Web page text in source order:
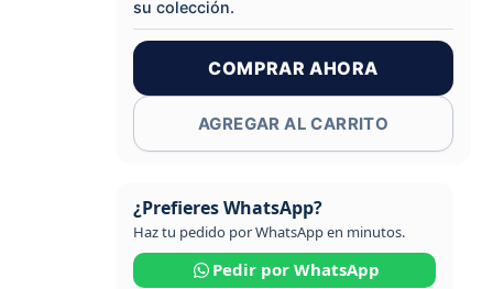
su colección.
COMPRAR AHORA
AGREGAR AL CARRITO
¿Prefieres WhatsApp?
Haz tu pedido por WhatsApp en minutos.
Pedir por WhatsApp